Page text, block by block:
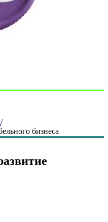
/
бизнеса